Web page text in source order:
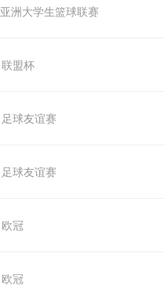
亚洲大学生篮球联赛
联盟杯
足球友谊赛
足球友谊赛
欧冠
欧冠